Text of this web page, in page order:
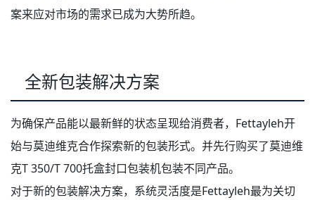
案来应对市场的需求已成为大势所趋。
全新包装解决方案
为确保产品能以最新鲜的状态呈现给消费者，Fettayleh开
始与莫迪维克合作探索新的包装形式。并先行购买了莫迪维
克T 350/T 700托盒封口包装机包装不同产品。
对于新的包装解决方案，系统灵活度是Fettayleh最为关切